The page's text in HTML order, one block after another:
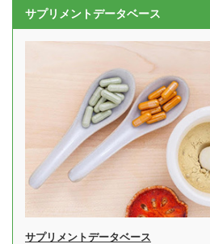
サプリメントデータベース
サプリメントデータベース